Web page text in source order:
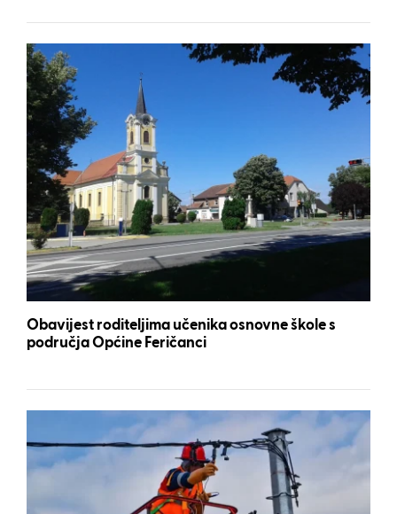
Obavijest roditeljima učenika osnovne škole s
područja Općine Feričanci